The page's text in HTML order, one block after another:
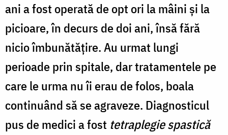
ani a fost operată de opt ori la mâini și la
picioare, în decurs de doi ani, însă fără
nicio îmbunătățire. Au urmat lungi
perioade prin spitale, dar tratamentele pe
care le urma nu îi erau de folos, boala
continuând să se agraveze. Diagnosticul
pus de medici a fost tetraplegie spastică